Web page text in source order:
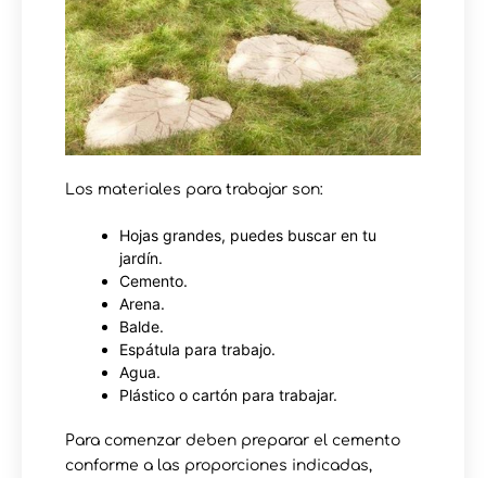
Los materiales para trabajar son:
Hojas grandes, puedes buscar en tu
jardín.
Cemento.
Arena.
Balde.
Espátula para trabajo.
Agua.
Plástico o cartón para trabajar.
Para comenzar deben preparar el cemento
conforme a las proporciones indicadas,